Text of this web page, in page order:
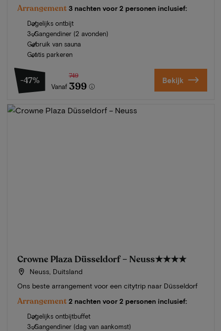
Arrangement 3 nachten voor 2 personen inclusief:
Dagelijks ontbijt
3-Gangendiner (2 avonden)
Gebruik van sauna
Gratis parkeren
-47%
Vanaf
749
399 Bekijk
Crowne Plaza Düsseldorf – Neuss★★★★
Neuss, Duitsland
Ons beste arrangement voor een citytrip naar Düsseldorf
Arrangement 2 nachten voor 2 personen inclusief:
Dagelijks ontbijtbuffet
3-Gangendiner (dag van aankomst)